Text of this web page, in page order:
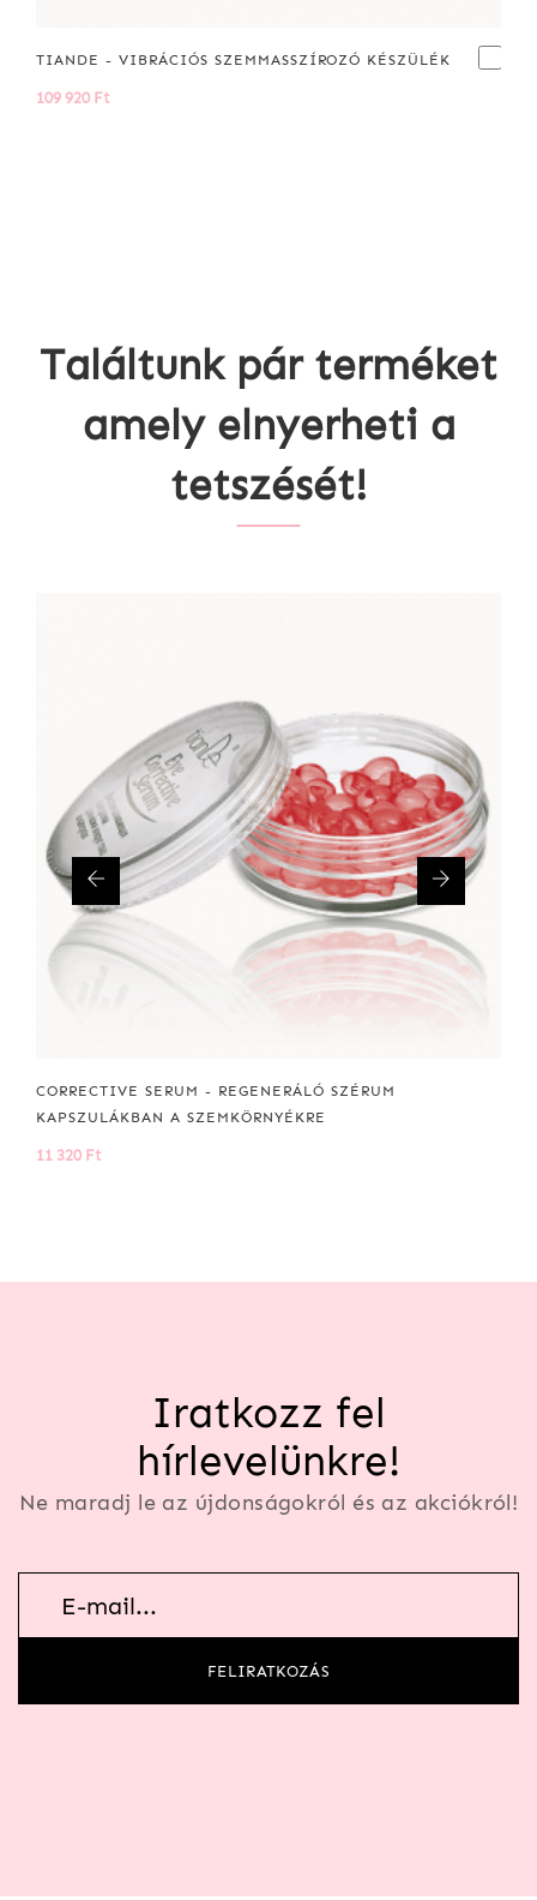
TIANDE - VIBRÁCIÓS SZEMMASSZÍROZÓ KÉSZÜLÉK
109 920 Ft
Találtunk pár terméket
amely elnyerheti a
tetszését!
CORRECTIVE SERUM - REGENERÁLÓ SZÉRUM
KAPSZULÁKBAN A SZEMKÖRNYÉKRE
11 320 Ft
Iratkozz fel
hírlevelünkre!
Ne maradj le az újdonságokról és az akciókról!
feliratkozás
FELIRATKOZÁS